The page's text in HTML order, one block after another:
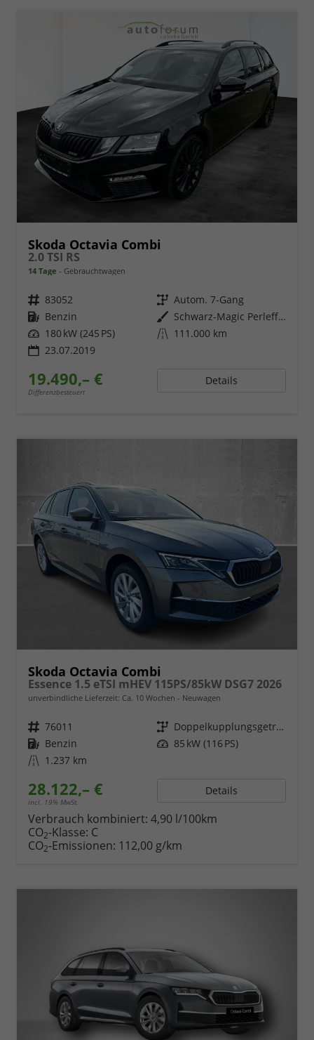
Skoda Octavia Combi
2.0 TSI RS
14 Tage Gebrauchtwagen
Fahrzeugnr. 83052 Getriebe Autom. 7-Gang
Kraftstoff Benzin Außenfarbe
Schwarz-Magic Perleffekt
Leistung 180 kW (245 PS) Kilometerstand 111.000 km
23.07.2019
19.490,– €
Differenzbesteuert
Details
Skoda Octavia Combi
Essence 1.5 eTSI mHEV 115PS/85kW DSG7 2026
unverbindliche Lieferzeit: Ca. 10 Wochen Neuwagen
Fahrzeugnr. 76011 Getriebe
Doppelkupplungsgetriebe (DSG)
Kraftstoff Benzin Leistung 85 kW (116 PS)
Kilometerstand 1.237 km
28.122,– €
incl. 19% MwSt.
Details
Verbrauch kombiniert: 4,90 l/100km
CO2-Klasse: C
CO2-Emissionen: 112,00 g/km